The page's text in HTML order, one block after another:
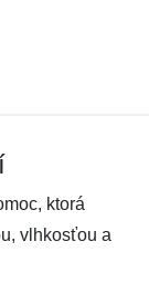
ktorá
vlhkosťou a